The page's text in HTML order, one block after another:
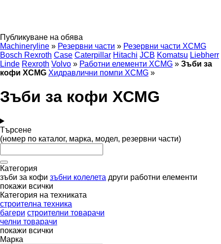
Публикуване на обява
Machineryline » Резервни части » Резервни части XCMG
Bosch Rexroth Case Caterpillar Hitachi JCB Komatsu Liebherr
Linde Rexroth Volvo » Работни елементи XCMG » Зъби за
кофи XCMG Хидравлични помпи XCMG »
Зъби за кофи XCMG
Търсене
(номер по каталог, марка, модел, резервни части)
Категория
зъби за кофи зъбни колелета други работни елементи
покажи всички
Категория на техниката
строителна техника
багери строителни товарачи
челни товарачи
покажи всички
Марка